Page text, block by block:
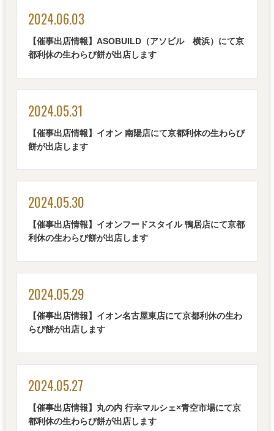
2024.06.03
【催事出店情報】ASOBUILD（アソビル 横浜）にて京
都利休の生わらび餅が出店します
2024.05.31
【催事出店情報】イオン 南陽店にて京都利休の生わらび
餅が出店します
2024.05.30
【催事出店情報】イオンフードスタイル 鴨居店にて京都
利休の生わらび餅が出店します
2024.05.29
【催事出店情報】イオン名古屋東店にて京都利休の生わ
らび餅が出店します
2024.05.27
【催事出店情報】丸の内 行幸マルシェ×青空市場にて京
都利休の生わらび餅が出店します